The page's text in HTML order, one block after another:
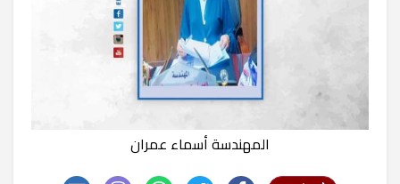
المهندسة أسماء عمران